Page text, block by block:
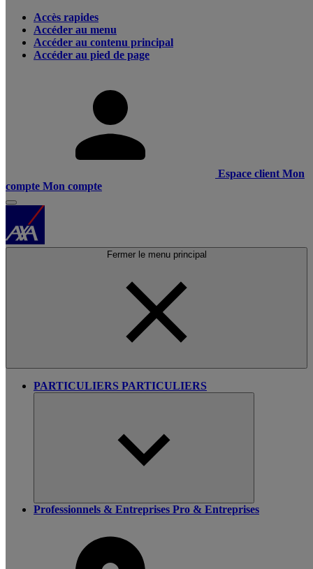
Accès rapides
Accéder au menu
Accéder au contenu principal
Accéder au pied de page
Espace client Mon
compte Mon compte
Fermer le menu principal
PARTICULIERS PARTICULIERS
Professionnels & Entreprises Pro & Entreprises